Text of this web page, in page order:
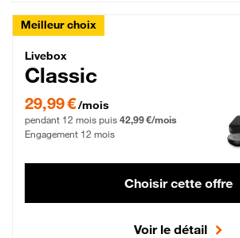
Meilleur choix
Livebox Classic Fibre
Livebox
Classic
29,99 € par mois pendant 12 mois puis 42,99 €
29,99 €/mois
pendant 12 mois puis 42,99 €/mois
Engagement 12 mois
Choisir cette offre
Voir le détail